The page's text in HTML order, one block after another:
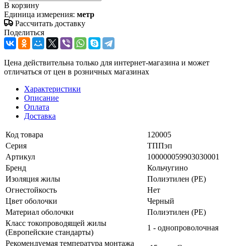
В корзину
Единица измерения: метр
Рассчитать доставку
Поделиться
Цена действительна только для интернет-магазина и может
отличаться от цен в розничных магазинах
Характеристики
Описание
Оплата
Доставка
Код товара
120005
Серия
ТППэп
Артикул
100000059903030001
Бренд
Кольчугино
Изоляция жилы
Полиэтилен (PE)
Огнестойкость
Нет
Цвет оболочки
Черный
Материал оболочки
Полиэтилен (PE)
Класс токопроводящей жилы
(Европейские стандарты)
1 - однопроволочная
Рекомендуемая температура монтажа